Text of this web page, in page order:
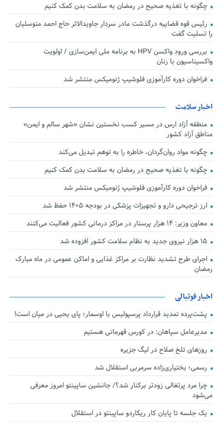
چگونه با تغذیه صحیح در رمضان به سلامت بدن کمک کنیم
رئیس قوه قضاییه درگذشت مادر سردار جاویدالاثر حاج احمد متوسلیان
را تسلیت گفت
بررسی ورود واکسن HPV به برنامه ملی ایمن‌سازی / اولویت
واکسیناسیون با زنان
فراخوان دوره کارآموزی فلوشیپ ژنومیکس منتشر شد
اخبار سلامت
منطقه آزاد ارس در مسیر کسب نخستین نشان «شهر سالم و ایمن»
مناطق آزاد کشور
چگونه مواد روان‌گردان، خاطره را به توهم تبدیل می‌کند
چگونه با تغذیه صحیح در رمضان به سلامت بدن کمک کنیم
فراخوان دوره کارآموزی فلوشیپ ژنومیکس منتشر شد
ارز ترجیحی دارو و تجهیزات پزشکی در بودجه ۱۴۰۵ حفظ شد
معاون وزیر: ۱۴ هزار پرستار در مراکز درمانی کشور فعالیت می‌کنند
۱۵ هزار نیروی جدید به نظام سلامت کشور افزوده شد
اجرای طرح تشدید نظارت بر مراکز غذایی و اماکن عمومی در ماه مبارک
رمضان
اخبار فوتبالی
پشت‌پرده تمدید قرارداد پرسپولیس با اوسمار؛ پای یحیی در میان است!
مدیرعامل سپاهان: در کورس قهرمانی هستیم
روزهای تلخ صلاح در لیگ جزیره
رسمی؛ بختیاری‌زاده سرمربی استقلال شد
چرا مرد پرتغالی زودتر برکنار شد؟/ جانشین ساپینتو امروز معرفی
می‌شود
یک جلسه تا پایان کار ریکاردو ساپینتو در استقلال